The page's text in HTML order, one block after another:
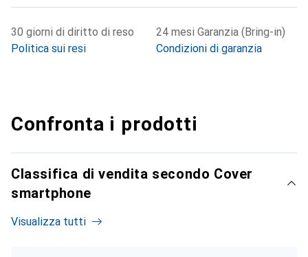
30 giorni di diritto di reso
Politica sui resi
24 mesi Garanzia (Bring-in)
Condizioni di garanzia
Confronta i prodotti
Classifica di vendita secondo Cover
smartphone
Visualizza tutti